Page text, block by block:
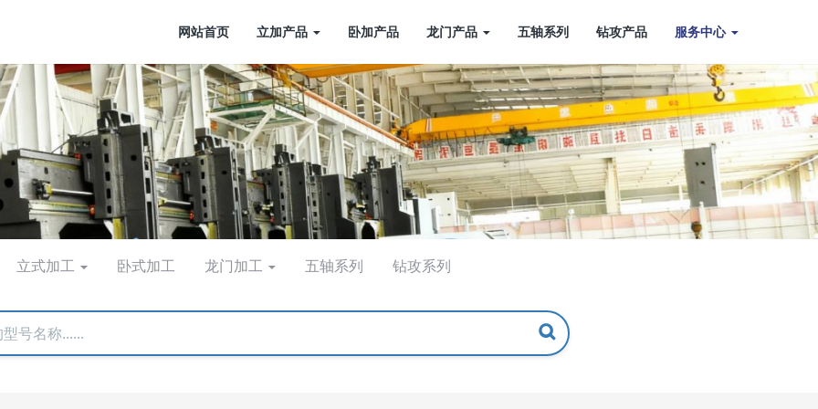
网站首页 立加产品 卧加产品 龙门产品 五轴系列 钻攻产品 服务中心
立式加工 卧式加工 龙门加工 五轴系列 钻攻系列